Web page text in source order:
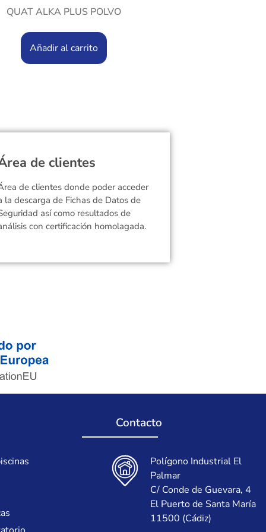
QUAT ALKA PLUS POLVO
Añadir al carrito
de clientes
de clientes donde poder acceder
la descarga de Fichas de Datos de
así como resultados de
con certificación homolagada.
Contacto
Polígono Industrial El
Palmar
C/ Conde de Guevara, 4
El Puerto de Santa María
11500 (Cádiz)